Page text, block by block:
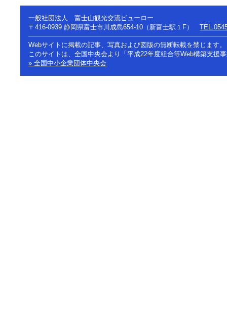
一般社団法人 富士山観光交流ビューロー
〒416-0939 静岡県富士市川成島654-10（新富士駅１F）
Webサイトに掲載の記事、写真および図版の無断転載を禁じます。
このサイトは、全国中央会より「平成22年度組合等Web構築支援
» 全国中小企業団体中央会